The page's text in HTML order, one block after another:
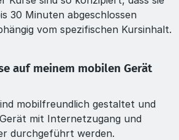
30 Minuten abgeschlossen
vom spezifischen Kursinhalt.
auf meinem mobilen Gerät
mobilfreundlich gestaltet und
mit Internetzugang und
durchgeführt werden.